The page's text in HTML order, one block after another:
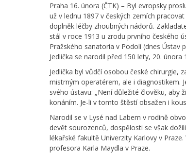
Praha 16. února (ČTK) – Byl evropsky
už v lednu 1897 v českých zemích
doplněk léčby zhoubných nádorů.
stál v roce 1913 u zrodu prvního českého
Pražského sanatoria v Podolí (dnes
Jedlička se narodil před 150 lety, 20. února
Jedlička byl vůdčí osobou české chirurgie,
mistrným operatérem, ale i diagnostikem.
svého ústavu: „Není důležité člověku,
konáním. Je-li v tomto štěstí obsažen i
Narodil se v Lysé nad Labem v rodině
devět sourozenců, dospělosti se však
lékařské fakultě Univerzity Karlovy v
profesora Karla Maydla v Praze.